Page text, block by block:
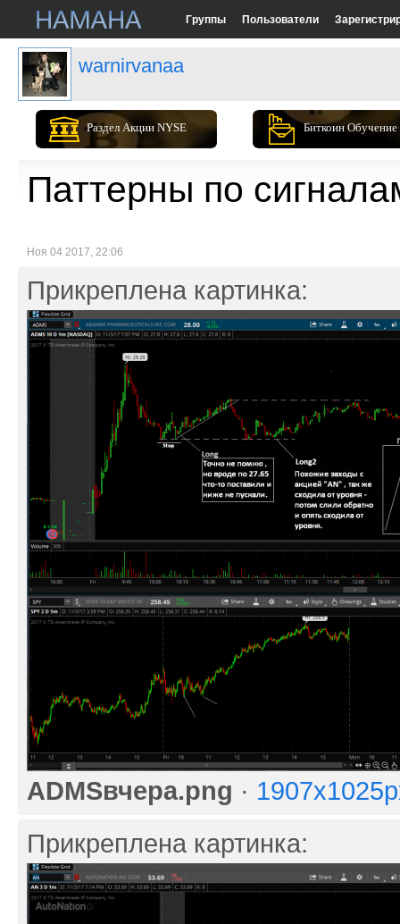
Группы Пользователи
warnirvanaa
Раздел Акции NYSE Биткоин Обучение
Паттерны по
Ноя 04 2017, 22:06
Прикреплена картинка:
ADMSвчера.png ·
Прикреплена картинка: